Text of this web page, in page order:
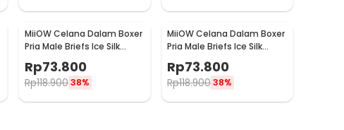
MiiOW Celana Dalam Boxer
Pria Male Briefs Ice Silk
Nylon Spandex 3 PCS XXXL -
M3
Rp73.800
Rp118.900 38%
MiiOW Celana Dalam Boxer
Pria Male Briefs Ice Silk
Nylon Spandex 3 PCS XXXXL
- M3
Rp73.800
Rp118.90038%